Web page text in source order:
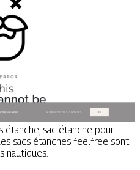
étanche, sac étanche pour
sacs étanches feelfree sont
nautiques.